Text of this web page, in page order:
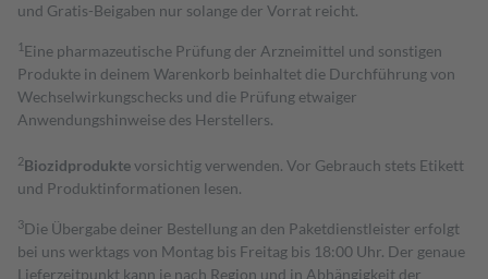
und Gratis-Beigaben nur solange der Vorrat reicht.
1 Eine pharmazeutische Prüfung der Arzneimittel und sonstigen
Produkte in deinem Warenkorb beinhaltet die Durchführung von
Wechselwirkungschecks und die Prüfung etwaiger
Anwendungshinweise des Herstellers.
2Biozidproduktevorsichtig verwenden. Vor Gebrauch stets Etikett
und Produktinformationen lesen.
3Die Übergabe deiner Bestellung an den Paketdienstleister erfolgt
bei uns werktags von Montag bis Freitag bis 18:00 Uhr. Der genaue
Lieferzeitpunkt kann je nach Region und in Abhängigkeit der